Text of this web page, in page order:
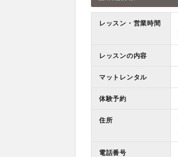
レッスン・営業時間
レッスンの内容
マットレンタル
体験予約
住所
電話番号